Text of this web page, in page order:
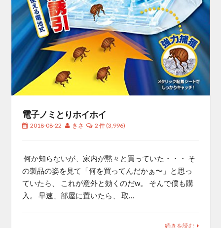
電子ノミとりホイホイ
2018-08-22 きさ 2 件(3,996)
何か知らないが、家内が黙々と買っていた・・・ そ
の製品の姿を見て「何を買ってんだかぁ〜」と思っ
ていたら、 これが意外と効くのだw。 そんで僕も購
入。 早速、部屋に置いたら、 取…
続きを読む